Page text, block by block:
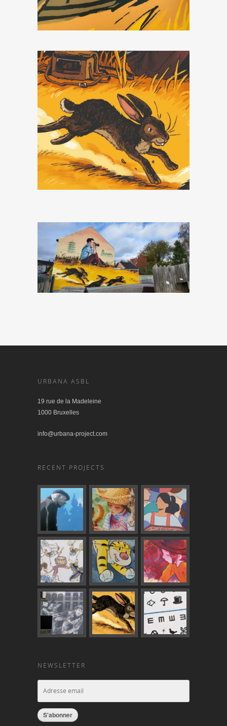
URBANA ASBL
19 rue de la Madeleine
1000 Bruxelles
info@urbana-project.com
RECENT PROJECTS
NEWSLETTER
S'abonner